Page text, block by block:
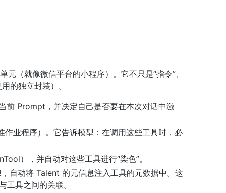
（就像微信平台的小程序）。它不只是“指令”、
的独立封装）。
Prompt，并决定自己是否要在本次对话中激
业程序）。它告诉模型：在调用这些工具时，必
），并自动对这些工具进行“染色”。
动将 Talent 的元信息注入工具的元数据中。这
工具之间的关联。